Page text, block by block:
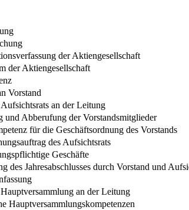
der Aktiengesellschaft
der Aktiengesellschaft
Vorstand
an der Leitung
und Abberufung der Vorstandsmitglieder
für die Geschäftsordnung des Vorstands
des Aufsichtsrats
Geschäfte
des Jahresabschlusses durch Vorstand und
an der Leitung
Hauptversammlungskompetenzen